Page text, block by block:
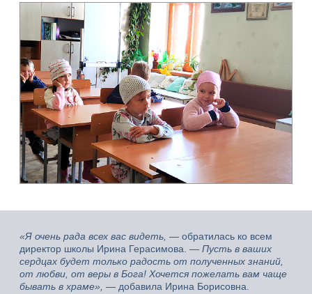
«Я очень рада всех вас видеть, — обратилась ко всем
директор школы Ирина Герасимова. — Пусть в ваших
сердцах будет только радость от полученных знаний,
от любви, от веры в Бога! Хочется пожелать вам чаще
бывать в храме», — добавила Ирина Борисовна.